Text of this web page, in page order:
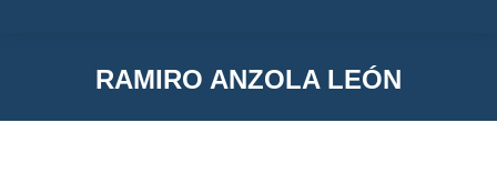
RAMIRO ANZOLA LEÓN